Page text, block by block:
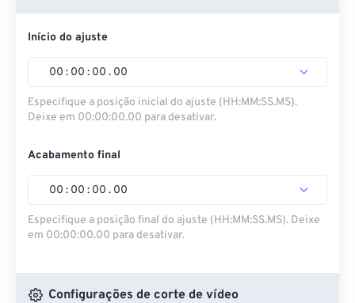
Início do ajuste
00 : 00 : 00 . 00
Especifique a posição inicial do ajuste (HH:MM:SS.MS).
Deixe em 00:00:00.00 para desativar.
Acabamento final
00 : 00 : 00 . 00
Especifique a posição final do ajuste (HH:MM:SS.MS). Deixe
em 00:00:00.00 para desativar.
Configurações de corte de vídeo